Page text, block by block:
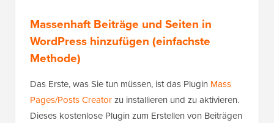
Massenhaft Beiträge und Seiten in
WordPress hinzufügen (einfachste
Methode)
Das Erste, was Sie tun müssen, ist das Plugin Mass
Pages/Posts Creatorzu installieren und zu aktivieren.
Dieses kostenlose Plugin zum Erstellen von Beiträgen